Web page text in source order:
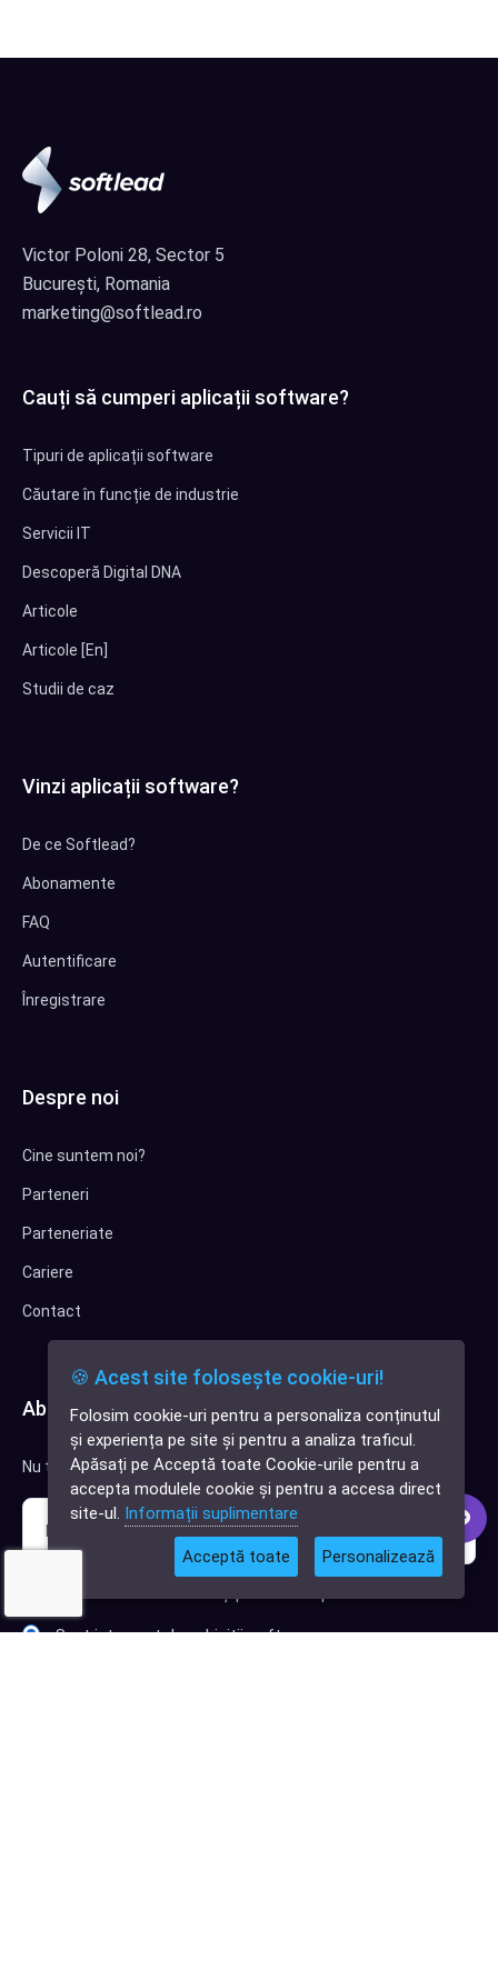
✕
Cauți o aplicație
software?
Victor Poloni 28, Sector 5
București, Romania
marketing@softlead.ro
Cauți să cumperi aplicații software?
Tipuri de aplicații software
Căutare în funcție de industrie
Servicii IT
Descoperă Digital DNA
Articole
Articole [En]
Studii de caz
Vinzi aplicații software?
De ce Softlead?
Abonamente
FAQ
Autentificare
Înregistrare
Despre noi
Cine suntem noi?
Parteneri
Parteneriate
Cariere
Contact
Abonează-te la newsletter
Nu trimitem spam, deci nu îți face griji.
Sunt interesat de achiziții software
🍪 Acest site folosește cookie-uri!
Folosim cookie-uri pentru a personaliza conținutul
și experiența pe site și pentru a analiza traficul.
Apăsați pe Acceptă toate Cookie-urile pentru a
accepta modulele cookie și pentru a accesa direct
site-ul. Informații suplimentare
Acceptă toate Personalizează